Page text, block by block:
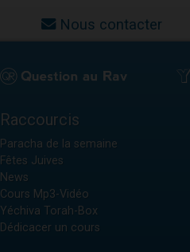
Nous contacter
Raccourcis
Paracha de la semaine
Fêtes Juives
News
Cours Mp3-Vidéo
Yéchiva Torah-Box
Dédicacer un cours